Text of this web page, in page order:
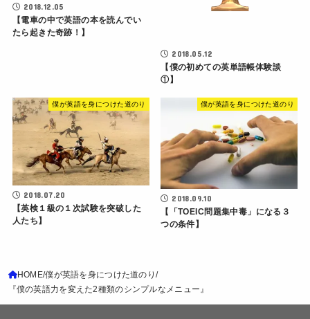
2018.12.05
【電車の中で英語の本を読んでい
たら起きた奇跡！】
2018.05.12
【僕の初めての英単語帳体験談
①】
僕が英語を身につけた道のり
2018.07.20
【英検１級の１次試験を突破した
人たち】
僕が英語を身につけた道のり
2018.09.10
【「TOEIC問題集中毒」になる３
つの条件】
HOME 僕が英語を身につけた道のり
『僕の英語力を変えた2種類のシンプルなメニュー』